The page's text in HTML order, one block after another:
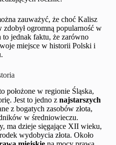
zauważyć, że choć Kalisz
zdobył ogromną popularność w
jednak faktu, że zarówno
miejsce w historii Polski i
położone w regionie Śląska,
Jest to jedno z najstarszych
z bogatych zasobów złota,
w średniowieczu.
ma dzieje sięgające XII wieku,
wydobycia złota. Około